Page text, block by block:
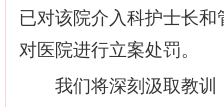
已对该院介入科护士长
对医院进行立案处罚。
我们将深刻汲取教训